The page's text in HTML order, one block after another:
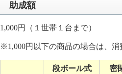
助成額
1,000円（１世帯１台まで）
※1,000円以下の商品の場合は、消
段ボール式
密